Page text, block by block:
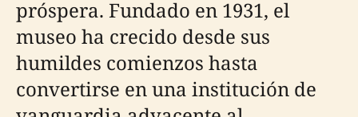
próspera. Fundado en 1931, el
museo ha crecido desde sus
humildes comienzos hasta
convertirse en una institución de